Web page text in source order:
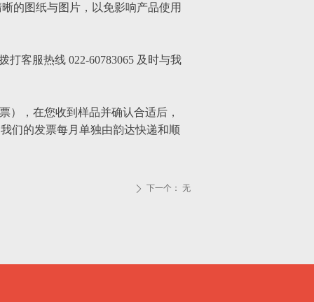
ꄲ 下一个： 无
的图纸与图片，以免影响产品使用
客服热线 022-60783065 及时与我
），在您收到样品并确认合适后，
们的发票每月单独由韵达快递和顺